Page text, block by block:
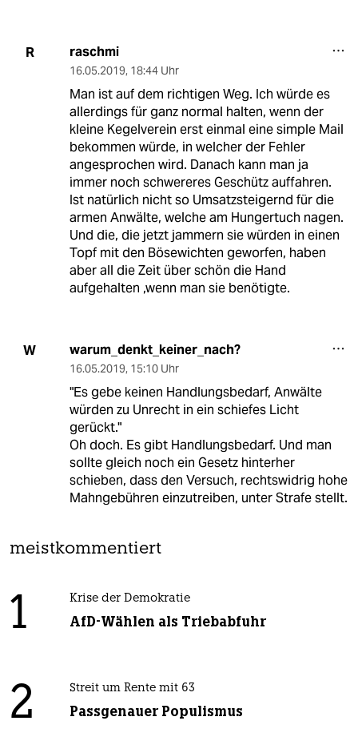
R raschmi
16.05.2019, 18:44 Uhr
Man ist auf dem richtigen Weg. Ich würde es
allerdings für ganz normal halten, wenn der
kleine Kegelverein erst einmal eine simple Mail
bekommen würde, in welcher der Fehler
angesprochen wird. Danach kann man ja
immer noch schwereres Geschütz auffahren.
Ist natürlich nicht so Umsatzsteigernd für die
armen Anwälte, welche am Hungertuch nagen.
Und die, die jetzt jammern sie würden in einen
Topf mit den Bösewichten geworfen, haben
aber all die Zeit über schön die Hand
aufgehalten ,wenn man sie benötigte.
W warum_denkt_keiner_nach?
16.05.2019, 15:10 Uhr
"Es gebe keinen Handlungsbedarf, Anwälte
würden zu Unrecht in ein schiefes Licht
gerückt."
Oh doch. Es gibt Handlungsbedarf. Und man
sollte gleich noch ein Gesetz hinterher
schieben, dass den Versuch, rechtswidrig hohe
Mahngebühren einzutreiben, unter Strafe stellt.
meistkommentiert
1 Krise der Demokratie
AfD-Wählen als Triebabfuhr
2 Streit um Rente mit 63
Passgenauer Populismus